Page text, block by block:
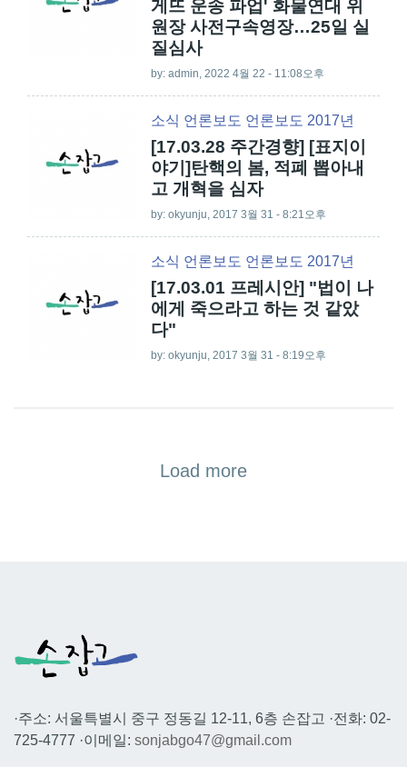
게뜨 운송 파업' 화물연대 위
원장 사전구속영장…25일 실
질심사
by: admin, 2022 4월 22 - 11:08오후
소식 언론보도 언론보도 2017년
[17.03.28 주간경향] [표지이
야기]탄핵의 봄, 적폐 뽑아내
고 개혁을 심자
by: okyunju, 2017 3월 31 - 8:21오후
소식 언론보도 언론보도 2017년
[17.03.01 프레시안] "법이 나
에게 죽으라고 하는 것 같았
다"
by: okyunju, 2017 3월 31 - 8:19오후
Load more
·주소: 서울특별시 중구 정동길 12-11, 6층 손잡고 ·전화: 02-
725-4777 ·이메일: sonjabgo47@gmail.com